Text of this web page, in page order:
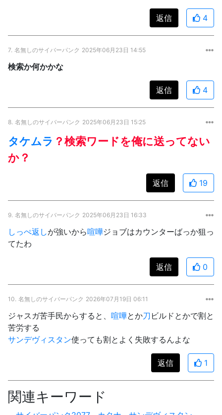
返信 4
7. 名無しのサイバーパンク 2025年06月23日 14:55
検索か何かかな
返信 4
8. 名無しのサイバーパンク 2025年06月23日 15:25
タケムラ ？検索ワードを俺に送ってない
か？
返信 19
9. 名無しのサイバーパンク 2025年06月23日 16:33
しっぺ返しが強いから喧嘩ジョブはカウンターばっか狙っ
てたわ
返信 0
10. 名無しのサイバーパンク 2026年07月19日 06:11
ジャスガ苦手民からすると、 喧嘩とか刀 ビルドとかで割と
苦労する
サンデヴィスタン使っても割とよく失敗するんよな
返信 1
関連キーワード